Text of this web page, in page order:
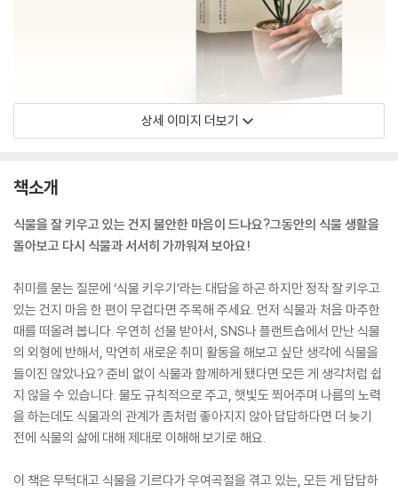
상세 이미지 더보기
책소개
식물을 잘 키우고 있는 건지 불안한 마음이 드나요?그동안의 식물 생활을
돌아보고 다시 식물과 서서히 가까워져 보아요!
취미를 묻는 질문에 ‘식물 키우기’라는 대답을 하곤 하지만 정작 잘 키우고
있는 건지 마음 한 편이 무겁다면 주목해 주세요. 먼저 식물과 처음 마주한
때를 떠올려 봅니다. 우연히 선물 받아서, SNS나 플랜트숍에서 만난 식물
의 외형에 반해서, 막연히 새로운 취미 활동을 해보고 싶단 생각에 식물을
들이진 않았나요? 준비 없이 식물과 함께하게 됐다면 모든 게 생각처럼 쉽
지 않을 수 있습니다. 물도 규칙적으로 주고, 햇빛도 쬐어주며 나름의 노력
을 하는데도 식물과의 관계가 좀처럼 좋아지지 않아 답답하다면 더 늦기
전에 식물의 삶에 대해 제대로 이해해 보기로 해요.
이 책은 무턱대고 식물을 기르다가 우여곡절을 겪고 있는, 모든 게 답답하